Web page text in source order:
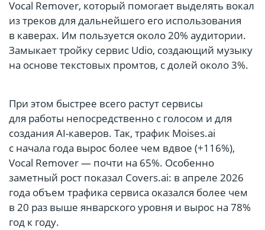
Vocal Remover, который помогает выделять вокал
из треков для дальнейшего его использования
в каверах. Им пользуется около 20% аудитории.
Замыкает тройку сервис Udio, создающий музыку
на основе текстовых промтов, с долей около 3%.
При этом быстрее всего растут сервисы
для работы непосредственно с голосом и для
создания AI-каверов. Так, трафик Moises.ai
с начала года вырос более чем вдвое (+116%),
Vocal Remover — почти на 65%. Особенно
заметный рост показал Covers.ai: в апреле 2026
года объем трафика сервиса оказался более чем
в 20 раз выше январского уровня и вырос на 78%
год к году.